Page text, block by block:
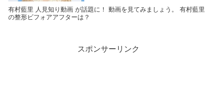
有村藍里 人見知り動画 が話題に！ 動画を見てみましょう。 有村藍里
の整形ビフォアアフターは？
スポンサーリンク